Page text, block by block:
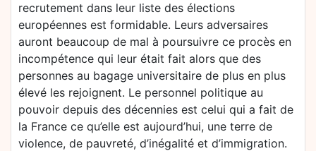
recrutement dans leur liste des élections
européennes est formidable. Leurs adversaires
auront beaucoup de mal à poursuivre ce procès en
incompétence qui leur était fait alors que des
personnes au bagage universitaire de plus en plus
élevé les rejoignent. Le personnel politique au
pouvoir depuis des décennies est celui qui a fait de
la France ce qu’elle est aujourd’hui, une terre de
violence, de pauvreté, d’inégalité et d’immigration.